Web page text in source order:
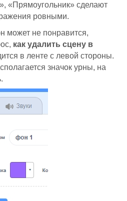
«Прямоугольник» сделают
ровными.
может не понравится,
как удалить сцену в
в ленте с левой стороны.
значок урны, на